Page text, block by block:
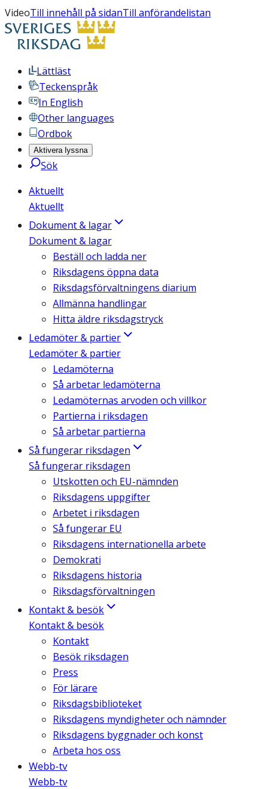
VideoTill innehåll på sidanTill anförandelistan
Lättläst
Teckenspråk
In English
Other languages
Ordbok
Aktivera lyssna
Sök
Aktuellt
Aktuellt
Dokument & lagar
Dokument & lagar
Beställ och ladda ner
Riksdagens öppna data
Riksdagsförvaltningens diarium
Allmänna handlingar
Hitta äldre riksdagstryck
Ledamöter & partier
Ledamöter & partier
Ledamöterna
Så arbetar ledamöterna
Ledamöternas arvoden och villkor
Partierna i riksdagen
Så arbetar partierna
Så fungerar riksdagen
Så fungerar riksdagen
Utskotten och EU-nämnden
Riksdagens uppgifter
Arbetet i riksdagen
Så fungerar EU
Riksdagens internationella arbete
Demokrati
Riksdagens historia
Riksdagsförvaltningen
Kontakt & besök
Kontakt & besök
Kontakt
Besök riksdagen
Press
För lärare
Riksdagsbiblioteket
Riksdagens myndigheter och nämnder
Riksdagens byggnader och konst
Arbeta hos oss
Webb-tv
Webb-tv